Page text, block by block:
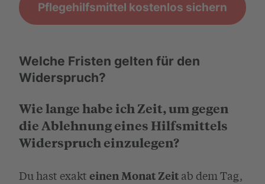
Pflegehilfsmittel kostenlos sichern
Welche Fristen gelten für den
Widerspruch?
Wie lange habe ich Zeit, um gegen
die Ablehnung eines Hilfsmittels
Widerspruch einzulegen?
Du hast exakt einen Monat Zeit ab dem Tag,